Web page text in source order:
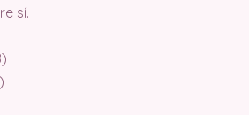
sí.